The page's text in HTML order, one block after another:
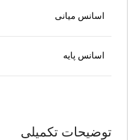
اسانس میانی
اسانس پایه
توضیحات تکمیلی